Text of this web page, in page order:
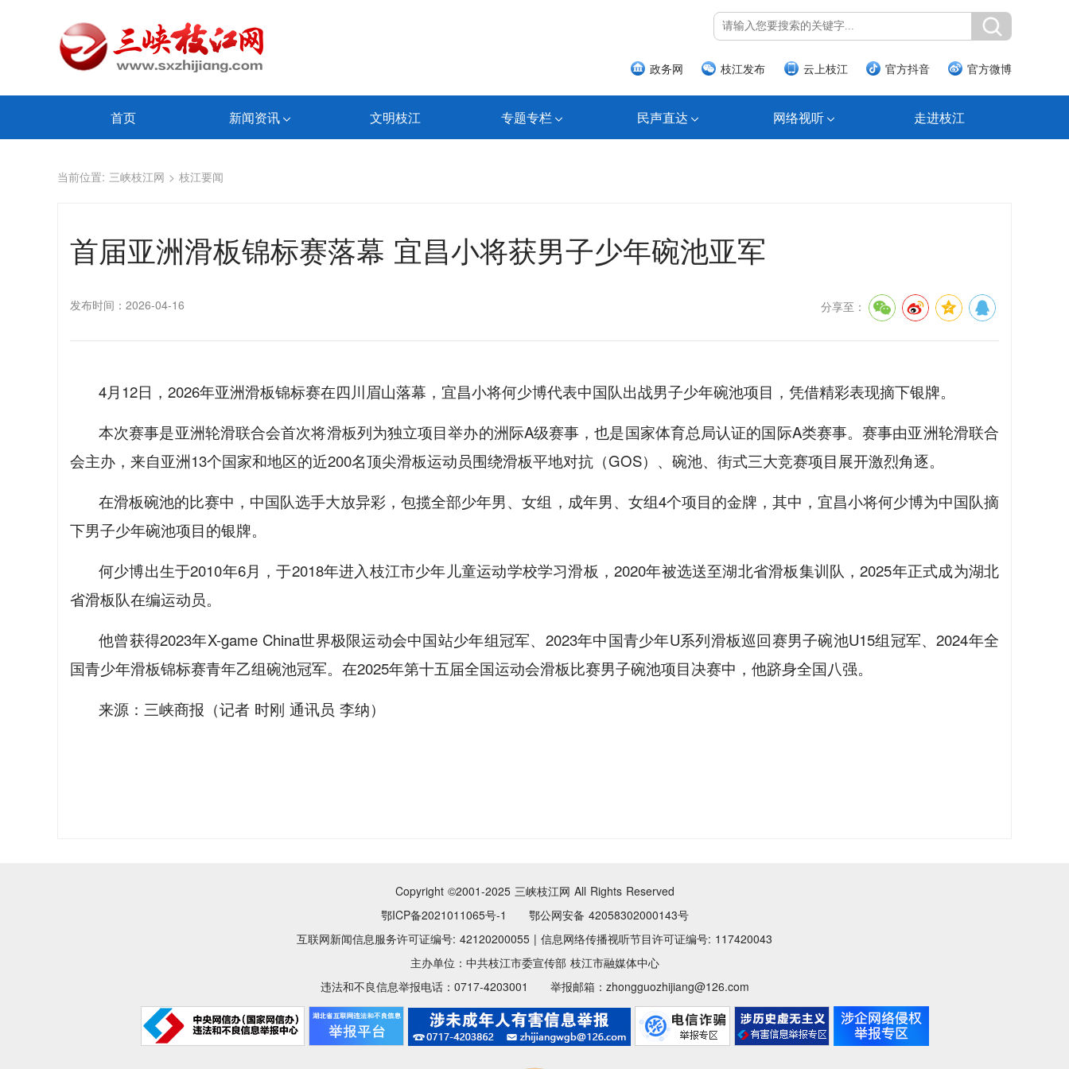
政务网 枝江发布 云上枝江 官方抖音 官方微博
首页 新闻资讯 文明枝江 专题专栏 民声直达 网络视听 走进枝江
当前位置: 三峡枝江网 > 枝江要闻
首届亚洲滑板锦标赛落幕 宜昌小将获男子少年碗池亚军
发布时间：2026-04-16 分享至：
4月12日，2026年亚洲滑板锦标赛在四川眉山落幕，宜昌小将何少博代表中国队出战男子少年碗池项目，凭借精彩表现摘下银牌。
本次赛事是亚洲轮滑联合会首次将滑板列为独立项目举办的洲际A级赛事，也是国家体育总局认证的国际A类赛事。赛事由亚洲轮滑联合
会主办，来自亚洲13个国家和地区的近200名顶尖滑板运动员围绕滑板平地对抗（GOS）、碗池、街式三大竞赛项目展开激烈角逐。
在滑板碗池的比赛中，中国队选手大放异彩，包揽全部少年男、女组，成年男、女组4个项目的金牌，其中，宜昌小将何少博为中国队摘
下男子少年碗池项目的银牌。
何少博出生于2010年6月，于2018年进入枝江市少年儿童运动学校学习滑板，2020年被选送至湖北省滑板集训队，2025年正式成为湖北
省滑板队在编运动员。
他曾获得2023年X-game China世界极限运动会中国站少年组冠军、2023年中国青少年U系列滑板巡回赛男子碗池U15组冠军、2024年全
国青少年滑板锦标赛青年乙组碗池冠军。在2025年第十五届全国运动会滑板比赛男子碗池项目决赛中，他跻身全国八强。
来源：三峡商报（记者 时刚 通讯员 李纳）
Copyright ©2001-2025 三峡枝江网 All Rights Reserved
鄂ICP备2021011065号-1 鄂公网安备 42058302000143号
互联网新闻信息服务许可证编号: 42120200055 | 信息网络传播视听节目许可证编号: 117420043
主办单位：中共枝江市委宣传部 枝江市融媒体中心
违法和不良信息举报电话：0717-4203001 举报邮箱：zhongguozhijiang@126.com